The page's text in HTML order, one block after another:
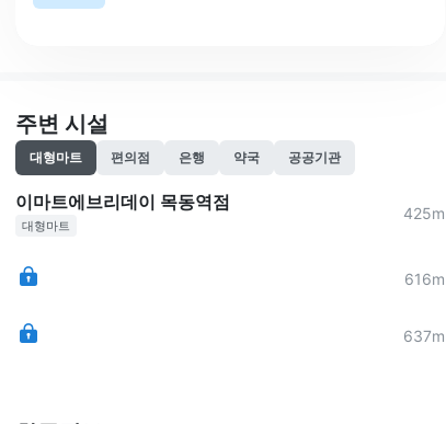
주변 시설
대형마트 편의점 은행 약국 공공기관
이마트에브리데이 목동역점
대형마트
425m
616m
637m